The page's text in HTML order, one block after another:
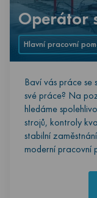
Operátor
Hlavní pracovní
Baví vás práce se
své práce? Na
hledáme
strojů, kontroly
stabilní
moderní pracovní